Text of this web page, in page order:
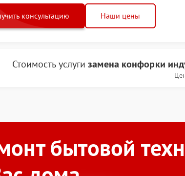
консультацию Наши цены
Стоимость услугизамена конфорки
бытовой